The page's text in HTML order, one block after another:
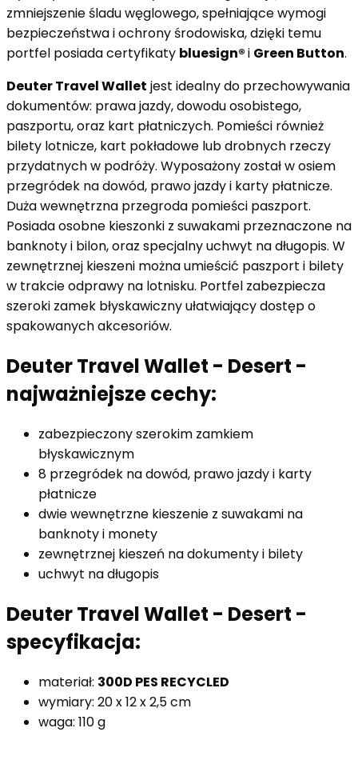
zmniejszenie śladu węglowego, spełniające wymogi
bezpieczeństwa i ochrony środowiska, dzięki temu
portfel posiada certyfikaty bluesign®i Green Button.
Deuter Travel Wallet jest idealny do przechowywania
dokumentów: prawa jazdy, dowodu osobistego,
paszportu, oraz kart płatniczych. Pomieści również
bilety lotnicze, kart pokładowe lub drobnych rzeczy
przydatnych w podróży. Wyposażony został w osiem
przegródek na dowód, prawo jazdy i karty płatnicze.
Duża wewnętrzna przegroda pomieści paszport.
Posiada osobne kieszonki z suwakami przeznaczone na
banknoty i bilon, oraz specjalny uchwyt na długopis. W
zewnętrznej kieszeni można umieścić paszport i bilety
w trakcie odprawy na lotnisku. Portfel zabezpiecza
szeroki zamek błyskawiczny ułatwiający dostęp o
spakowanych akcesoriów.
Deuter Travel Wallet - Desert -
najważniejsze cechy:
zabezpieczony szerokim zamkiem
błyskawicznym
8 przegródek na dowód, prawo jazdy i karty
płatnicze
dwie wewnętrzne kieszenie z suwakami na
banknoty i monety
zewnętrznej kieszeń na dokumenty i bilety
uchwyt na długopis
Deuter Travel Wallet - Desert -
specyfikacja:
materiał: 300D PES RECYCLED
wymiary: 20 x 12 x 2,5 cm
waga: 110 g